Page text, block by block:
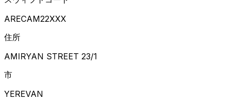
ARECAM22XXX
住所
AMIRYAN STREET 23/1
市
YEREVAN